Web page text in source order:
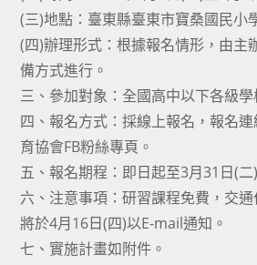
(三)地點：臺東縣臺東市寶桑國民小
(四)辦理形式：根據報名情形，由主
備方式進行。
三、參加對象：全國高中以下各級學
四、報名方式：採線上報名，報名
育協會FB粉絲專頁。
五、報名期程：即日起至3月31日(二
六、注意事項：研習課程免費，交
將於4月16日(四)以E-mail通知。
七、實施計畫如附件。